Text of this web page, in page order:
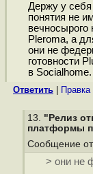
Держу у себя
понятия не
вечносырого
Pleroma, а
они не
готовности
в Socialhome.
Ответить Правка|
13. "Релиз
платформы
Сообщение от
> они не